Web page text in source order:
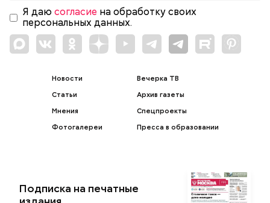
Я даю согласие на обработку своих
персональных данных.
Новости
Статьи
Мнения
Фотогалереи
Вечерка ТВ
Архив газеты
Спецпроекты
Пресса в образовании
Подписка на печатные